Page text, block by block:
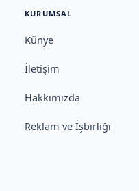
KURUMSAL
Künye
İletişim
Hakkımızda
Reklam ve İşbirliği